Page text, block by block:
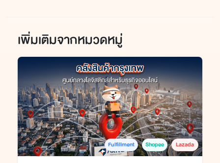
เพิ่มเติมจากหมวดหมู่
Fulfillment Shopee Lazada